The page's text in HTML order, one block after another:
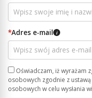
*Adres e-mail i
Oświadczam, iż wyrażam
osobowych zgodnie z
osobowych w celu wysłania